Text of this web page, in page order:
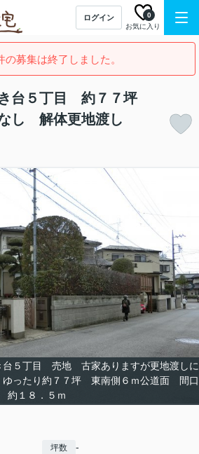
ログイン
お気に入り
0
の募集は終了しました。
き台５丁目 約７７坪
し 解体更地渡し
台５丁目 売地 古家ありますが更地渡しに
ったり約７７坪 東南側６ｍ公道面 間口
約１８．５ｍ
坪数 -